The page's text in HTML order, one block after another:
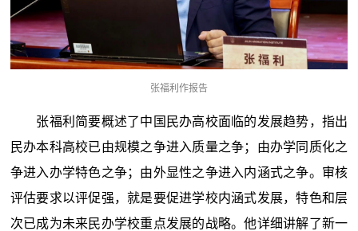
张福利作报告
张福利简要概述了中国民办高校面临的发展趋势，指出
民办本科高校已由规模之争进入质量之争；由办学同质化之
争进入办学特色之争；由外显性之争进入内涵式之争。审核
评估要求以评促强，就是要促进学校内涵式发展，特色和层
次已成为未来民办学校重点发展的战略。他详细讲解了新一